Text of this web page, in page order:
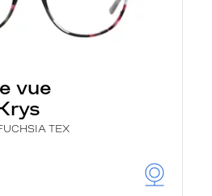
vue
TEX